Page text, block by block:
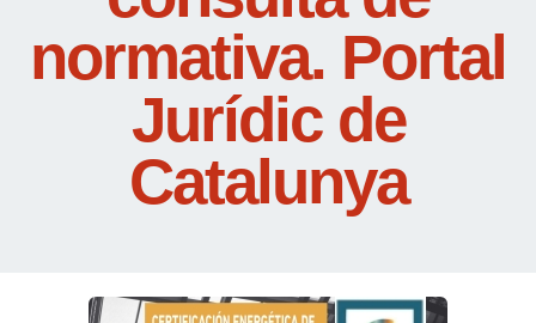
normativa. Portal
Jurídic de
Catalunya